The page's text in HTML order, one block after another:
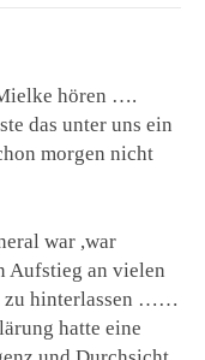
hören ….
das unter uns ein
morgen nicht
war ,war
Aufstieg an vielen
zu hinterlassen ……
hatte eine